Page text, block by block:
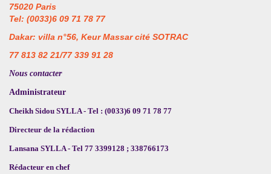
75020 Paris
Tel: (0033)6 09 71 78 77
Dakar: villa n°56, Keur Massar cité SOTRAC
77 813 82 21/77 339 91 28
Nous contacter
Administrateur
Cheikh Sidou SYLLA - Tel : (0033)6 09 71 78 77
Directeur de la rédaction
Lansana SYLLA - Tel 77 3399128 ; 338766173
Rédacteur en chef